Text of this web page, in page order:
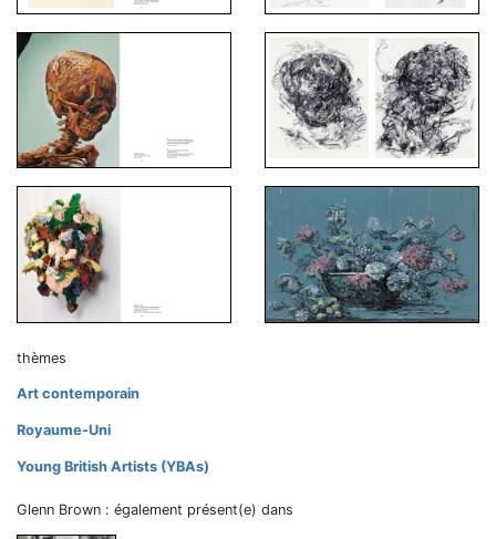
thèmes
Art contemporain
Royaume-Uni
Young British Artists (YBAs)
Glenn Brown : également présent(e) dans